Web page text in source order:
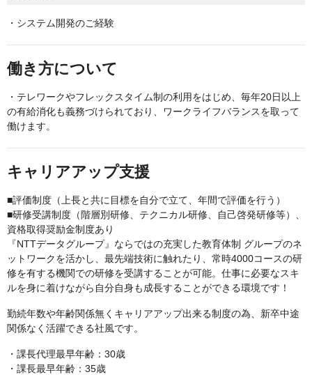
・システム開発のご経験
働き方について
・テレワークやフレックスタイム制の利用をはじめ、毎年20日以上
の有給消化も義務づけられており、ワークライフバランスを取って
働けます。
キャリアアップ支援
■評価制度（上長と共に目標を自分で立て、年間で評価を行う）
■研修受講制度（階層別研修、テクニカル研修、自己啓発研修等）、
資格取得奨励金制度あり
『NTTデータグループ』ならではの充実した教育体制 グループのネ
ットワークを活かし、最先端技術に触れたり、常時4000コースの研
修を有する機関での研修を受講することが可能。仕事に必要なスキ
ルを身に着けながら自分自身も成長することができる環境です！
勤続年数や年齢関係無くキャリアアップ出来る制度の為、新卒中途
関係なく活躍できる社風です。
・課長代理最早年齢：30歳
・課長最早年齢：35歳